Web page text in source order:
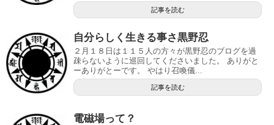
記事を読む
自分らしく生きる事さ黒野忍
２月１８日は１１５人の方々が黒野忍のブログを過
疎らないように巡回してくださいました。 ありがと
ーありがとーです。 やはり召喚儀...
記事を読む
電磁場って？